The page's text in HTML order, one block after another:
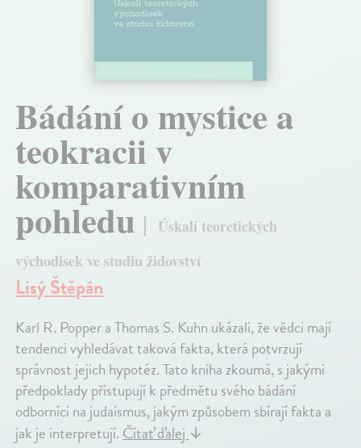
Bádání o mystice a
teokracii v
komparativním
pohledu
Úskalí teoretických
východisek ve studiu židovství
Lisý Štěpán
Karl R. Popper a Thomas S. Kuhn ukázali, že vědci mají
tendenci vyhledávat taková fakta, která potvrzují
správnost jejich hypotéz. Tato kniha zkoumá, s jakými
předpoklady přistupují k předmětu svého bádání
odborníci na judaismus, jakým způsobem sbírají fakta a
jak je interpretují. Čítať ďalej ↓